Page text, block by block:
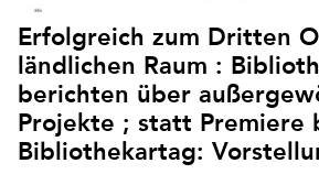
Erfolgreich zum Dritten
ländlichen Raum :
berichten über
Projekte ; statt Premiere
Bibliothekartag: